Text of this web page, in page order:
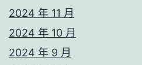
2024 年 11 月
2024 年 10 月
2024 年 9 月